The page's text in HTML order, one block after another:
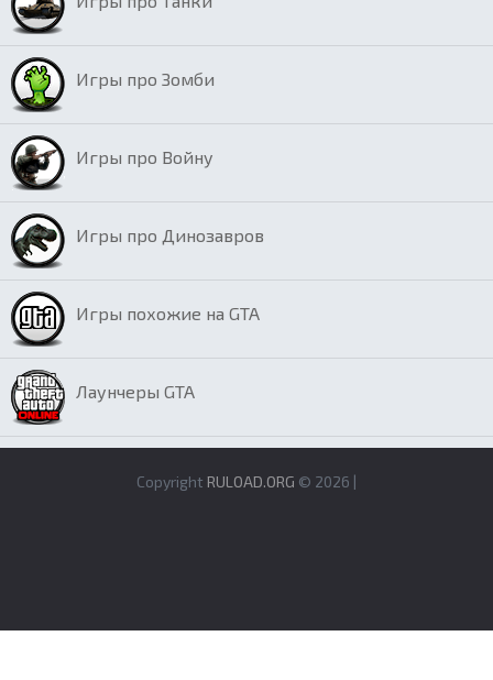
Игры про Зомби
Игры про Войну
Игры про Динозавров
Игры похожие на GTA
Лаунчеры GTA
Copyright RULOAD.ORG © 2026 |